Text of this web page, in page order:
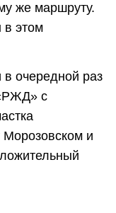
же маршруту.
в этом
очередной раз
с
и